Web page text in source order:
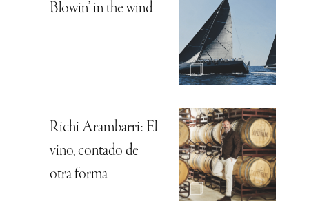
Blowin’ in the wind
Richi Arambarri: El
vino, contado de
otra forma